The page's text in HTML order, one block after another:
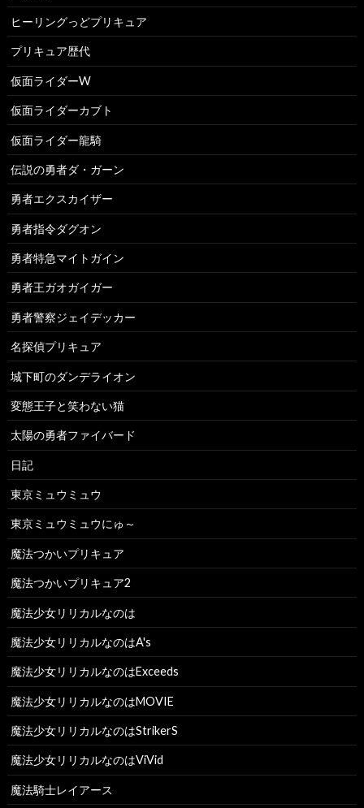
ヒーリングっどプリキュア
プリキュア歴代
仮面ライダーW
仮面ライダーカブト
仮面ライダー龍騎
伝説の勇者ダ・ガーン
勇者エクスカイザー
勇者指令ダグオン
勇者特急マイトガイン
勇者王ガオガイガー
勇者警察ジェイデッカー
名探偵プリキュア
城下町のダンデライオン
変態王子と笑わない猫
太陽の勇者ファイバード
日記
東京ミュウミュウ
東京ミュウミュウにゅ～
魔法つかいプリキュア
魔法つかいプリキュア2
魔法少女リリカルなのは
魔法少女リリカルなのはA's
魔法少女リリカルなのはExceeds
魔法少女リリカルなのはMOVIE
魔法少女リリカルなのはStrikerS
魔法少女リリカルなのはViVid
魔法騎士レイアース